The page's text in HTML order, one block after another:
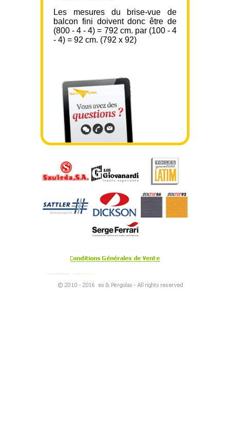
Les mesures du brise-vue de
balcon fini doivent donc être de
(800 - 4 - 4) = 792 cm. par (100 - 4
- 4) = 92 cm. (792 x 92)